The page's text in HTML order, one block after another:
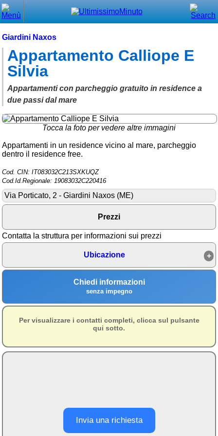
Giardini Naxos
Appartamento Calliope E
Silvia
Appartamenti con parcheggio gratuito in residence a
due passi dal mare
Tocca la foto per vedere altre immagini
Appartamenti in un residence vicino al mare, parcheggio
dentro il residence free.
Cod. CIN: IT083032C213SXKUQZ
Cod.Id.Regionale: 19083032C220416
Via Porticato, 2 - Giardini Naxos (ME)
Prezzi
Contatta la struttura per informazioni sui prezzi
Ubicazione
Chiedi informazioni
senza impegno
Per visualizzare i contatti completi, clicca sul pulsante
qui sotto.
Invia una richiesta
Menù principale
⌂ Home
🕐 Last Minute
🕐 First Minute
🔍 Cerca
Trova vicino a te
➕ Inserisci annuncio
Blog
Eventi e cose da vedere
Area riservata
Blog
Eventi e cose da vedere
➕ Segnala evento
Area riservata